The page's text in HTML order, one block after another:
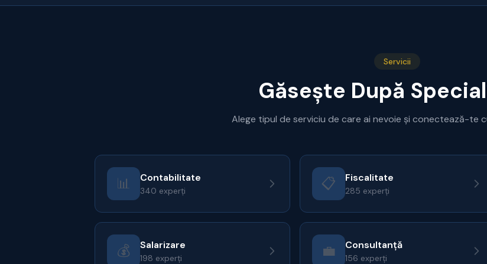
Servicii
Găsește După
Alege tipul de serviciu de care ai nevoie și conectează-te
📊 Contabilitate
340 experți 📋 Fiscalitate
285 experți
💰 Salarizare
198 experți 💼 Consultanță
156 experți